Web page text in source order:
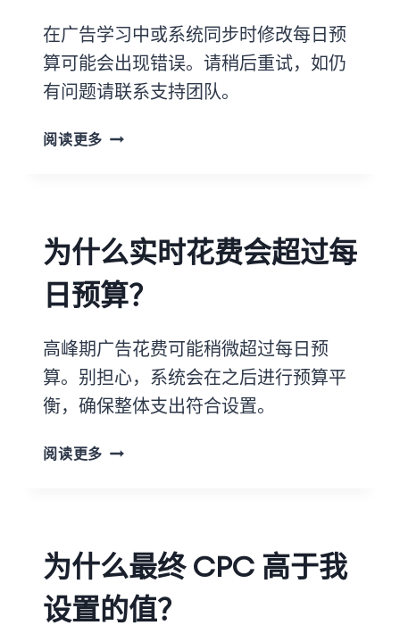
在广告学习中或系统同步时修改每日预
算可能会出现错误。请稍后重试，如仍
有问题请联系支持团队。
阅读更多
为什么实时花费会超过每
日预算？
高峰期广告花费可能稍微超过每日预
算。别担心，系统会在之后进行预算平
衡，确保整体支出符合设置。
阅读更多
为什么最终 CPC 高于我
设置的值？